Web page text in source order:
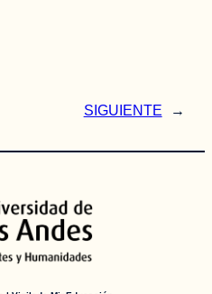
SIGUIENTE →